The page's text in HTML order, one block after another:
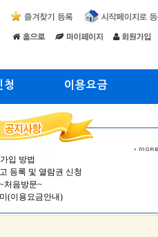
청 이용요금
입 방법
등록 및 열람권 신청
처음방문~
(이용요금안내)